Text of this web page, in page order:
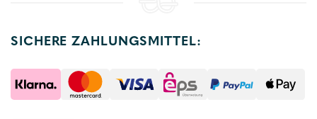
SICHERE ZAHLUNGSMITTEL: